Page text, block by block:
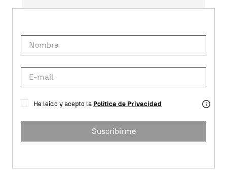
He leído y acepto la Política de Privacidad
Suscribirme